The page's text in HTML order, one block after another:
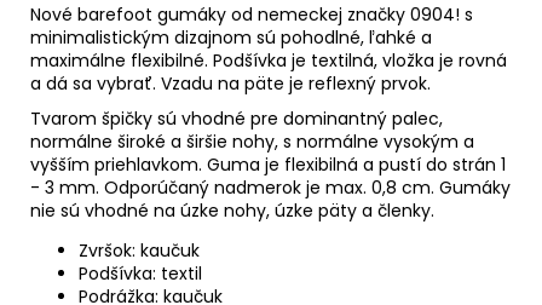
Nové barefoot gumáky od nemeckej značky 0904! s
minimalistickým dizajnom sú pohodlné, ľahké a
maximálne flexibilné. Podšívka je textilná, vložka je rovná
a dá sa vybrať. Vzadu na päte je reflexný prvok.
Tvarom špičky sú vhodné pre dominantný palec,
normálne široké a širšie nohy, s normálne vysokým a
vyšším priehlavkom. Guma je flexibilná a pustí do strán 1
- 3 mm. Odporúčaný nadmerok je max. 0,8 cm. Gumáky
nie sú vhodné na úzke nohy, úzke päty a členky.
Zvršok: kaučuk
Podšívka: textil
Podrážka: kaučuk